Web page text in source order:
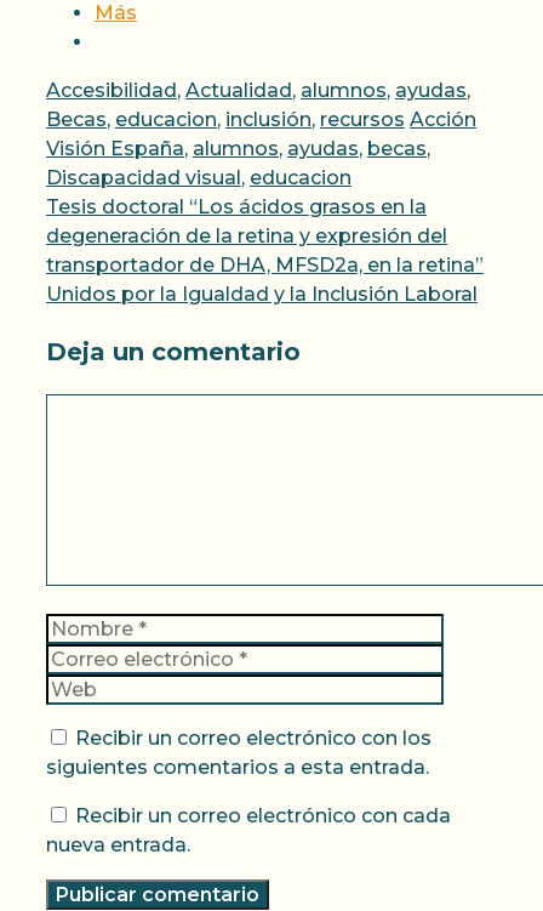
Más
Categorías
Accesibilidad, Actualidad, alumnos, ayudas,
Becas, educacion, inclusión, recursos Etiquetas
Acción
Visión España, alumnos, ayudas, becas,
Discapacidad visual, educacion
Tesis doctoral “Los ácidos grasos en la
degeneración de la retina y expresión del
transportador de DHA, MFSD2a, en la retina”
Unidos por la Igualdad y la Inclusión Laboral
Deja un comentario
Nombre
Recibir un correo electrónico con los
siguientes comentarios a esta entrada.
Recibir un correo electrónico con cada
nueva entrada.